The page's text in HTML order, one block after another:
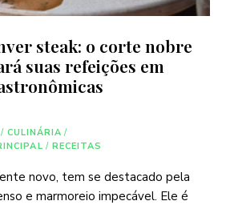
steak: o corte nobre
suas refeições em
/ CULINÁRIA /
/ RECEITAS
novo, tem se destacado pela
e marmoreio impecável. Ele é